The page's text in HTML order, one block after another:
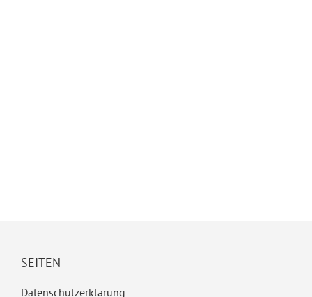
SEITEN
Datenschutzerklärung